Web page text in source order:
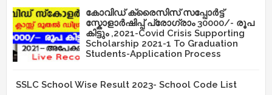
കോവിഡ് ക്രൈസിസ് സപ്പോർട്ട്
സ്കോളാർഷിപ്പ് പ്രോഗ്രാം 30000/- രൂപ
കിട്ടും ,2021-Covid Crisis Supporting
Scholarship 2021-1 To Graduation
Students-Application Process
SSLC School Wise Result 2023- School Code List